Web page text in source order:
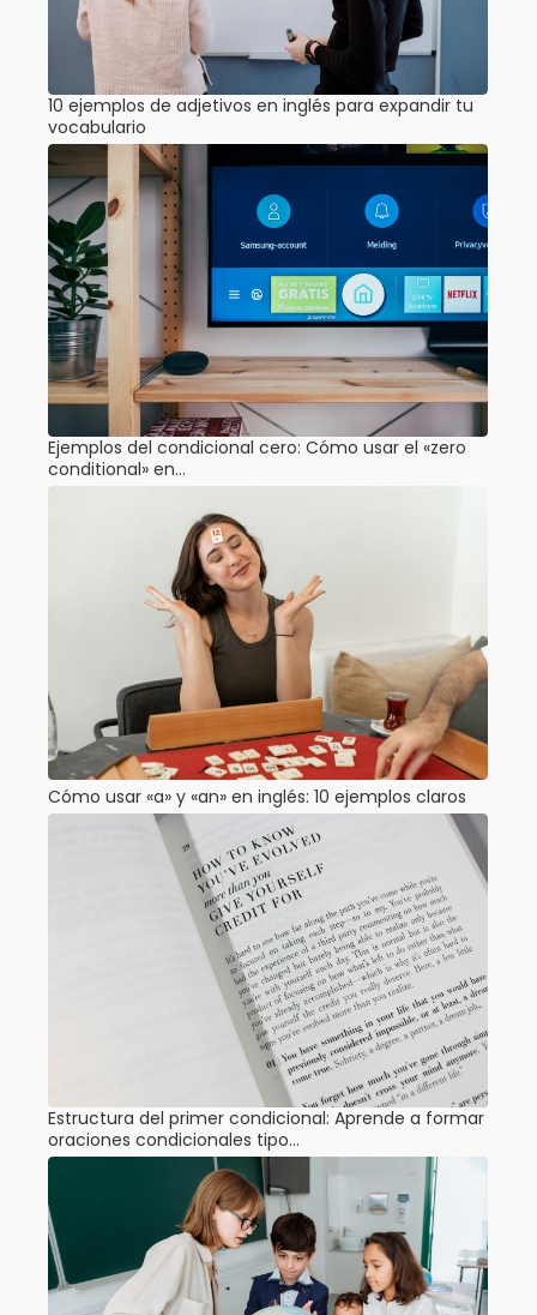
10 ejemplos de adjetivos en inglés para expandir tu
vocabulario
Ejemplos del condicional cero: Cómo usar el «zero
conditional» en…
Cómo usar «a» y «an» en inglés: 10 ejemplos claros
Estructura del primer condicional: Aprende a formar
oraciones condicionales tipo…